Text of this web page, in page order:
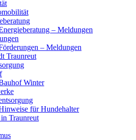
– Meldungen
– Meldungen
Traunreut
Winter
für Hundehalter
Traunreut